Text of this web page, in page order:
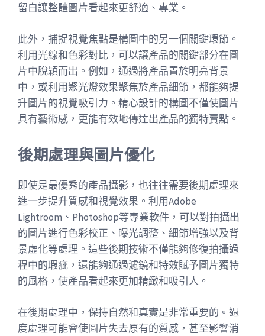
留白讓整體圖片看起來更舒適、專業。
此外，捕捉視覺焦點是構圖中的另一個關鍵環節。
利用光線和色彩對比，可以讓產品的關鍵部分在圖
片中脫穎而出。例如，通過將產品置於明亮背景
中，或利用聚光燈效果聚焦於產品細節，都能夠提
升圖片的視覺吸引力。精心設計的構圖不僅使圖片
具有藝術感，更能有效地傳達出產品的獨特賣點。
後期處理與圖片優化
即使是最優秀的產品攝影，也往往需要後期處理來
進一步提升質感和視覺效果。利用Adobe
Lightroom、Photoshop等專業軟件，可以對拍攝出
的圖片進行色彩校正、曝光調整、細節增強以及背
景虛化等處理。這些後期技術不僅能夠修復拍攝過
程中的瑕疵，還能夠通過濾鏡和特效賦予圖片獨特
的風格，使產品看起來更加精緻和吸引人。
在後期處理中，保持自然和真實是非常重要的。過
度處理可能會使圖片失去原有的質感，甚至影響消